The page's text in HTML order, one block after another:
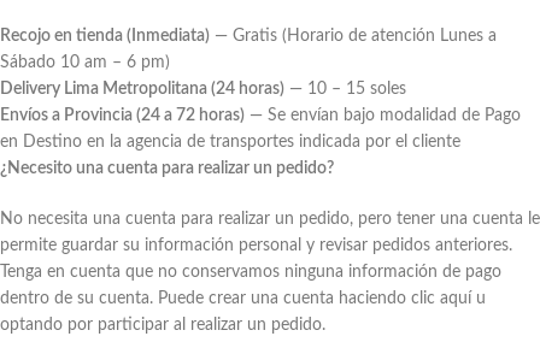
Recojo en tienda (Inmediata) — Gratis (Horario de atención Lunes a
Sábado 10 am – 6 pm)
Delivery Lima Metropolitana (24 horas) — 10 – 15 soles
Envíos a Provincia (24 a 72 horas) — Se envían bajo modalidad de Pago
en Destino en la agencia de transportes indicada por el cliente
¿Necesito una cuenta para realizar un pedido?
No necesita una cuenta para realizar un pedido, pero tener una cuenta le
permite guardar su información personal y revisar pedidos anteriores.
Tenga en cuenta que no conservamos ninguna información de pago
dentro de su cuenta. Puede crear una cuenta haciendo clic aquí u
optando por participar al realizar un pedido.